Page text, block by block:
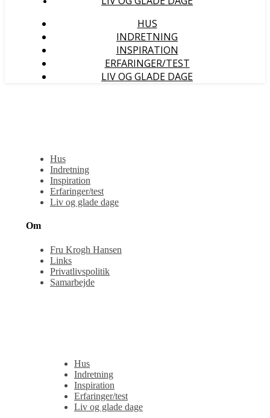
HUS
INDRETNING
INSPIRATION
ERFARINGER/TEST
LIV OG GLADE DAGE
Hus
Indretning
Inspiration
Erfaringer/test
Liv og glade dage
Om
Fru Krogh Hansen
Links
Privatlivspolitik
Samarbejde
Hus
Indretning
Inspiration
Erfaringer/test
Liv og glade dage